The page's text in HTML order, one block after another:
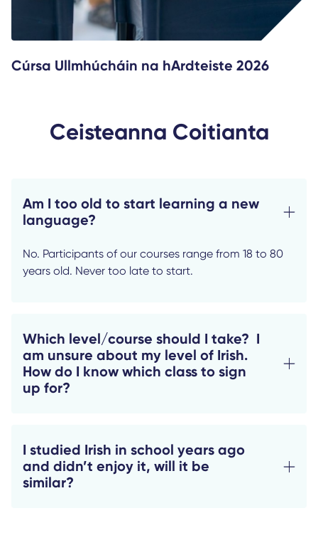
Cúrsa Ullmhúcháin na hArdteiste 2026
Ceisteanna Coitianta
Am I too old to start learning a new
language?
No. Participants of our courses range from 18 to 80
years old. Never too late to start.
Which level/course should I take? I
am unsure about my level of Irish.
How do I know which class to sign
up for?
I studied Irish in school years ago
and didn’t enjoy it, will it be
similar?